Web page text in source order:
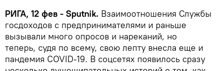
РИГА, 12 фев - Sputnik. Взаимоотношения Службы
госдоходов с предпринимателями и раньше
вызывали много опросов и нареканий, но
теперь, судя по всему, свою лепту внесла еще и
пандемия COVID-19. В соцсетях появилось сразу